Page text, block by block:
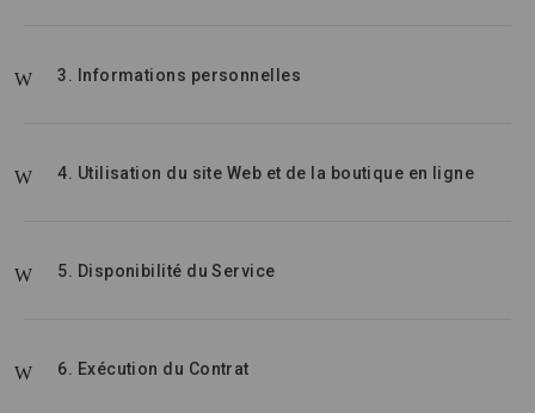
3. Informations personnelles
4. Utilisation du site Web et de la boutique en ligne
5. Disponibilité du Service
6. Exécution du Contrat